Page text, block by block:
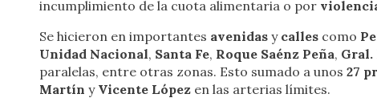
incumplimiento de la cuota alimentaria o por
Se hicieron en importantes avenidas y calles como
Unidad Nacional, Santa Fe, Roque Saénz Peña, Gral.
paralelas, entre otras zonas. Esto sumado a unos 27
Martín y Vicente López en las arterias límites.